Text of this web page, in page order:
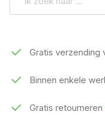
Gratis verzending
Binnen enkele
Gratis retourneren